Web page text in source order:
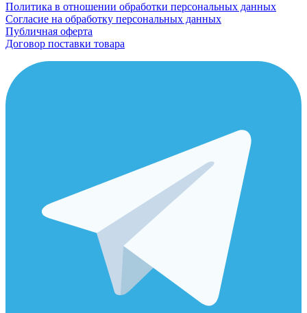
Политика в отношении обработки персональных данных
Согласие на обработку персональных данных
Публичная оферта
Договор поставки товара